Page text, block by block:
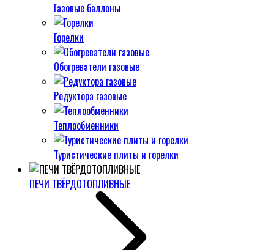
Газовые баллоны
Горелки
Обогреватели газовые
Редуктора газовые
Теплообменники
Туристические плиты и горелки
ПЕЧИ ТВЁРДОТОПЛИВНЫЕ